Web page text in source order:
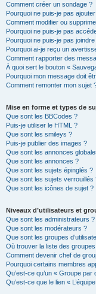
Comment créer un sondage ?
Pourquoi ne puis-je pas
Comment modifier ou
Pourquoi ne puis-je pas
Pourquoi ne puis-je pas
Pourquoi ai-je reçu un
Comment rapporter des
À quoi sert le bouton «
Pourquoi mon message doit
Comment remonter mon sujet
Mise en forme et types de
Que sont les BBCodes ?
Puis-je utiliser le HTML ?
Que sont les smileys ?
Puis-je publier des images ?
Que sont les annonces
Que sont les annonces ?
Que sont les sujets épinglés ?
Que sont les sujets verrouillés
Que sont les icônes de sujet ?
Niveaux d’utilisateurs et
Que sont les administrateurs ?
Que sont les modérateurs ?
Que sont les groupes
Où trouver la liste des
Comment devenir chef de
Pourquoi certains membres
Qu’est-ce qu’un « Groupe par
Qu’est-ce que le lien «